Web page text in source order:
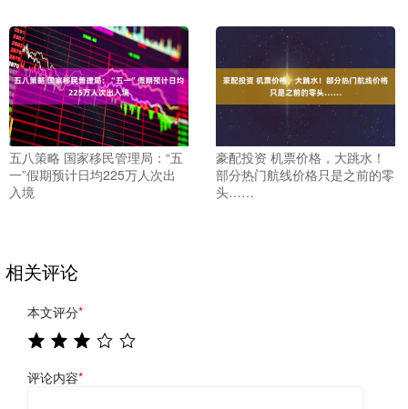
五八策略 国家移民管理局：“五
一”假期预计日均225万人次出
入境
豪配投资 机票价格，大跳水！
部分热门航线价格只是之前的零
头……
相关评论
本文评分*
评论内容*